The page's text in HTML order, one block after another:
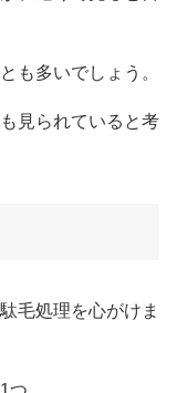
も多いでしょう。
見られていると考
毛処理を心がけま